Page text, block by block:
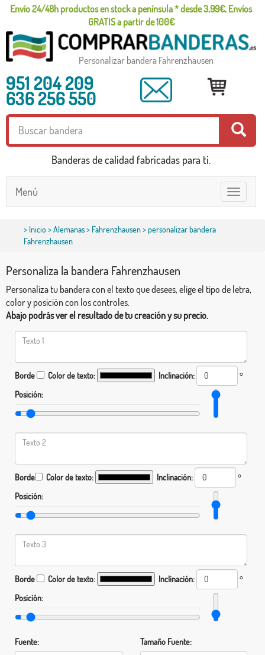
Envío 24/48h productos en stock a península * desde 3,99€, Envíos
GRATIS a partir de 100€
Personalizar bandera Fahrenzhausen
951 204 209
636 256 550
Banderas de calidad fabricadas para ti.
Toggle
navigation
Menú
> Inicio>Alemanas> Fahrenzhausen> personalizar bandera
Fahrenzhausen
Personaliza la bandera Fahrenzhausen
Personaliza tu bandera con el texto que desees, elige el tipo de letra,
color y posición con los controles.
Abajo podrás ver el resultado de tu creación y su precio.
Borde Color de texto: Inclinación:
°
Posición:
Borde Color de texto: Inclinación:
°
Posición:
Borde Color de texto: Inclinación:
°
Posición:
Fuente: Tamaño Fuente: